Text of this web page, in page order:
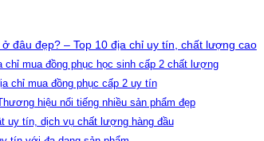
đâu đẹp? – Top 10 địa chỉ uy tín, chất lượng cao
chỉ mua đồng phục học sinh cấp 2 chất lượng
chỉ mua đồng phục cấp 2 uy tín
hiệu nổi tiếng nhiều sản phẩm đẹp
uy tín, dịch vụ chất lượng hàng đầu